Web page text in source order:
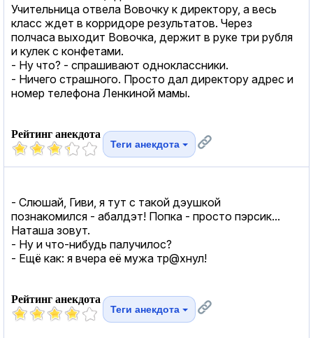
Учительница отвела Вовочку к директору, а весь
класс ждет в корридоре результатов. Через
полчаса выходит Вовочка, держит в руке три рубля
и кулек с конфетами.
- Ну что? - спрашивают одноклассники.
- Ничего страшного. Просто дал директору адрес и
номер телефона Ленкиной мамы.
Рейтинг анекдота
Теги анекдота
- Слюшай, Гиви, я тут с такой дэушкой
познакомился - абалдэт! Попка - просто пэрсик...
Наташа зовут.
- Ну и что-нибудь палучилос?
- Ещё как: я вчера её мужа тр@хнул!
Рейтинг анекдота
Теги анекдота